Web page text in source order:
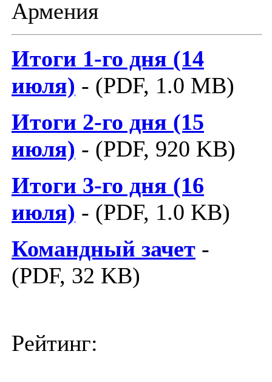
Армения
Итоги 1-го дня (14
июля) - (PDF, 1.0 MB)
Итоги 2-го дня (15
июля) - (PDF, 920 KB)
Итоги 3-го дня (16
июля) - (PDF, 1.0 KB)
Командный зачет -
(PDF, 32 KB)
Рейтинг: